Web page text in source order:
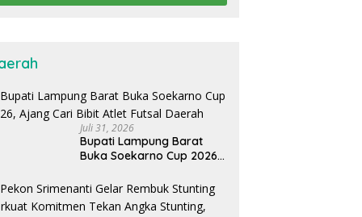
Juli 31, 2026
Bupati Lampung Barat
Buka Soekarno Cup 2026,
Daerah